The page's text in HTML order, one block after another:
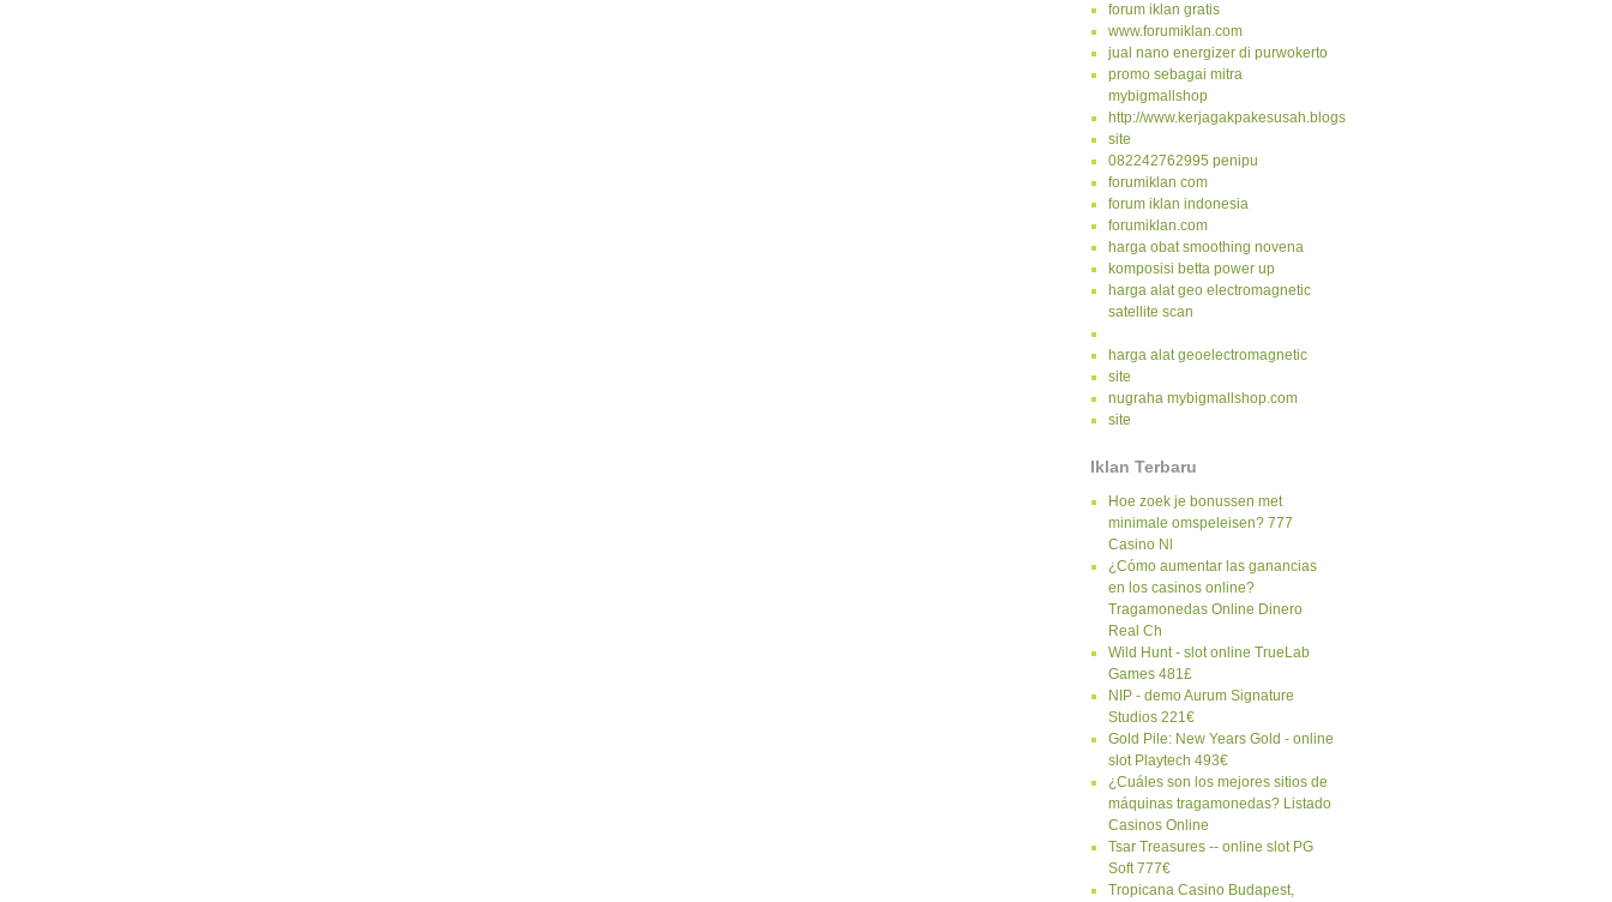
forum iklan gratis
www.forumiklan.com
jual nano energizer di purwokerto
promo sebagai mitra
mybigmallshop
http://www.kerjagakpakesusah.blogspot.com/
site
082242762995 penipu
forumiklan com
forum iklan indonesia
forumiklan.com
harga obat smoothing novena
komposisi betta power up
harga alat geo electromagnetic
satellite scan
harga alat geoelectromagnetic
site
nugraha mybigmallshop.com
site
Iklan Terbaru
Hoe zoek je bonussen met
minimale omspeleisen? 777
Casino Nl
¿Cómo aumentar las ganancias
en los casinos online?
Tragamonedas Online Dinero
Real Ch
Wild Hunt - slot online TrueLab
Games 481£
NIP - demo Aurum Signature
Studios 221€
Gold Pile: New Years Gold - online
slot Playtech 493€
¿Cuáles son los mejores sitios de
máquinas tragamonedas? Listado
Casinos Online
Tsar Treasures -- online slot PG
Soft 777€
Tropicana Casino Budapest,